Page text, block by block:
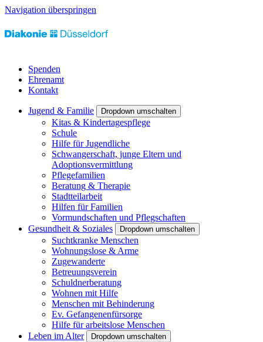
Navigation überspringen
Spenden
Ehrenamt
Kontakt
Jugend & Familie Dropdown umschalten
Kitas & Kindertagespflege
Schule
Hilfe für Jugendliche
Schwangerschaft, junge Eltern und
Adoptionsvermittlung
Pflegefamilien
Beratung & Therapie
Stadtteilarbeit
Hilfen für Familien
Vormundschaften und Pflegschaften
Gesundheit & Soziales
Dropdown umschalten
Suchtkranke Menschen
Wohnungslose & Arme
Zugewanderte
Betreuungsverein
Schuldnerberatung
Wohnen mit Hilfe
Menschen mit Behinderung
Ev. Gefangenenfürsorge
Hilfe für arbeitslose Menschen
Leben im Alter
Dropdown umschalten